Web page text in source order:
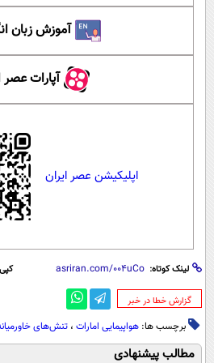
آموزش زبان
آپارات عصر
اپلیکیشن عصر ایران
لینک کوتاه:
‌گزارش خطا در خبر
برچسب ها: هواپیمایی امارات ، تنش‌های
مطالب پیشنهادی